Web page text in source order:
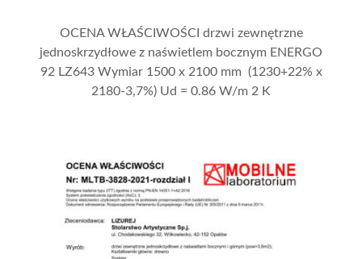
OCENA WŁAŚCIWOŚCI drzwi zewnętrzne
jednoskrzydłowe z naświetlem bocznym ENERGO
92 LZ643 Wymiar 1500 x 2100 mm (1230+22% x
2180-3,7%) Ud = 0.86 W/m 2 K